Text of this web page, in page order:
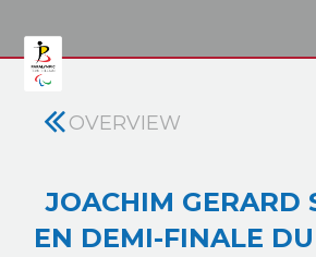
OVERVIEW
JOACHIM GERARD
EN DEMI-FINALE